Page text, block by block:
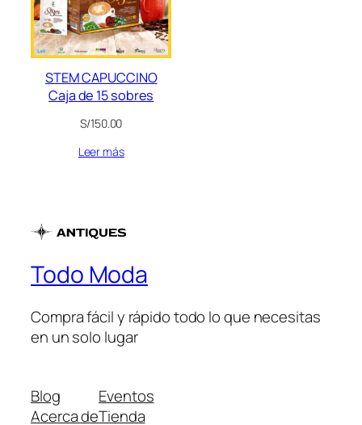
STEM CAPUCCINO
Caja de 15 sobres
S/150.00
Leer más
Todo Moda
Compra fácil y rápido todo lo que necesitas
en un solo lugar
Blog
Acerca de
Eventos
Tienda